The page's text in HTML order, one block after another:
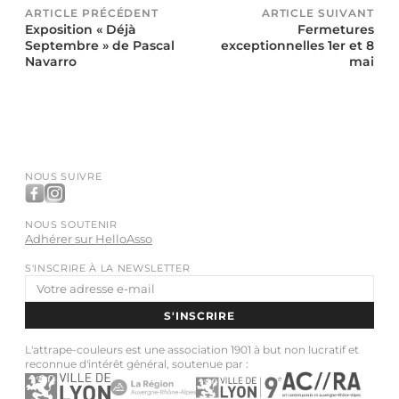
ARTICLE PRÉCÉDENT
Exposition « Déjà
Septembre » de Pascal
Navarro
ARTICLE SUIVANT
Fermetures
exceptionnelles 1er et 8
mai
NOUS SUIVRE
NOUS SOUTENIR
Adhérer sur HelloAsso
S'INSCRIRE À LA NEWSLETTER
Adresse
e-
mail
S'INSCRIRE
L'attrape-couleurs est une association 1901 à but non lucratif et
reconnue d'intérêt général, soutenue par :